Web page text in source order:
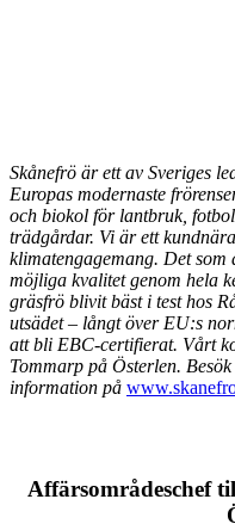
Skånefrö är ett av Sveriges
Europas modernaste
och biokol för lantbruk,
trädgårdar. Vi är ett
klimatengagemang. Det som
möjliga kvalitet genom hela
gräsfrö blivit bäst i test hos
utsädet – långt över EU:s
att bli EBC-certifierat. Vårt
Tommarp på Österlen.
information på
Affärsområdeschef